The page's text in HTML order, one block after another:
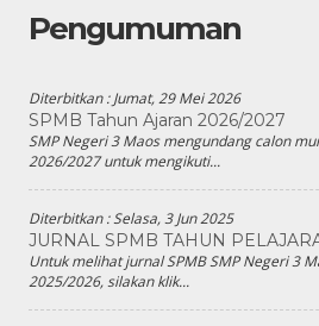
Pengumuman
Diterbitkan :Jumat, 29 Mei 2026
SPMB Tahun Ajaran 2026/2027
SMP Negeri 3 Maos mengundang calon
2026/2027 untuk mengikuti...
Diterbitkan :Selasa, 3 Jun 2025
JURNAL SPMB TAHUN
Untuk melihat jurnal SPMB SMP Negeri 3
2025/2026, silakan klik...